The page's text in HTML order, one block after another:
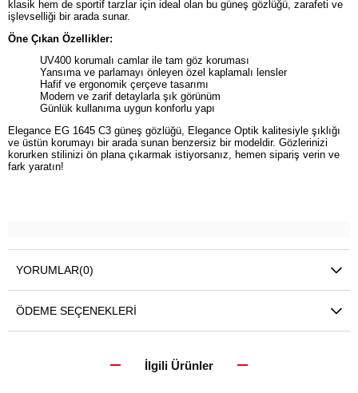
klasik hem de sportif tarzlar için ideal olan bu güneş gözlüğü, zarafeti ve
işlevselliği bir arada sunar.
Öne Çıkan Özellikler:
UV400 korumalı camlar ile tam göz koruması
Yansıma ve parlamayı önleyen özel kaplamalı lensler
Hafif ve ergonomik çerçeve tasarımı
Modern ve zarif detaylarla şık görünüm
Günlük kullanıma uygun konforlu yapı
Elegance EG 1645 C3 güneş gözlüğü, Elegance Optik kalitesiyle şıklığı
ve üstün korumayı bir arada sunan benzersiz bir modeldir. Gözlerinizi
korurken stilinizi ön plana çıkarmak istiyorsanız, hemen sipariş verin ve
fark yaratın!
YORUMLAR(0)
ÖDEME SEÇENEKLERI
İlgili Ürünler